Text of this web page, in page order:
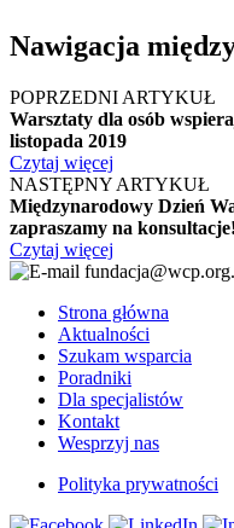
Nawigacja
POPRZEDNI ARTYKUŁ
Warsztaty dla osób
listopada 2019
Czytaj więcej
NASTĘPNY ARTYKUŁ
Międzynarodowy Dzień
zapraszamy na konsultacje!
Czytaj więcej
Strona główna
Aktualności
Szukam wsparcia
Poradniki
Dla specjalistów
Kontakt
Wesprzyj nas
Polityka prywatności